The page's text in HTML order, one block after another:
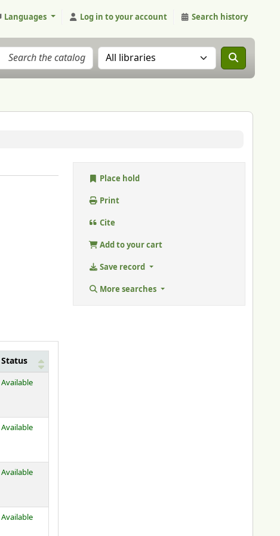
Languages Log in to your account Search history
Search the catalog in:
Status
Available
Available
Available
Available
Place hold
Print
Cite
Add to your cart
Save record
More searches